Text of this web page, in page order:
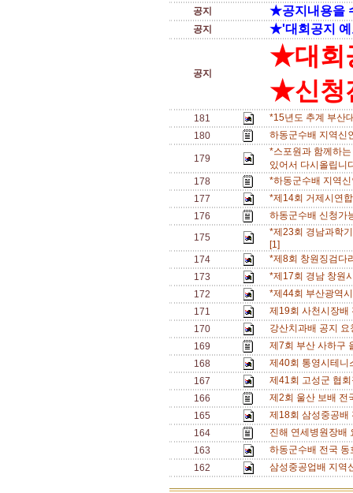
공지 ★공지내용을
공지 ★'대회공지 예
공지
★대회
★신청
181
*15년도 추계 부산
180
하동군수배 지역신
179
*스포원과 함께하
있어서 다시올립니
178
*하동군수배 지역
177
*제14회 거제시연
176
하동군수배 신청
175
*제23회 경남과학
[1]
174
*제8회 창원징검다
173
*제17회 경남 창원
172
*제44회 부산광역
171
제19회 사천시장
170
강산치과배 공지
169
제7회 부산 사하구
168
제40회 통영시테
167
제41회 고성군 협
166
제2회 울산 보배
165
제18회 삼성중공
164
진해 연세병원장배
163
하동군수배 전국
162
삼성중공업배 지역